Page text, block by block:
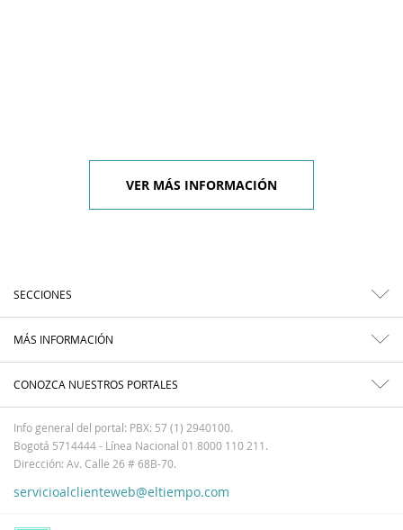
VER MÁS INFORMACIÓN
SECCIONES
MÁS INFORMACIÓN
CONOZCA NUESTROS PORTALES
Info general del portal: PBX: 57 (1) 2940100.
Bogotá 5714444 - Línea Nacional 01 8000 110 211.
Dirección: Av. Calle 26 # 68B-70.
servicioalclienteweb@eltiempo.com